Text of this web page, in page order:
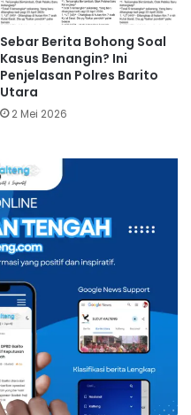
Sebar Berita Bohong Soal
Kasus Benangin? Ini
Penjelasan Polres Barito
Utara
2 Mei 2026